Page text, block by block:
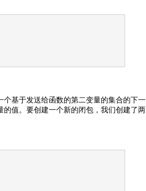
基于发送给函数的第二变量的集合的下一
值。要创建一个新的闭包，我们创建了两